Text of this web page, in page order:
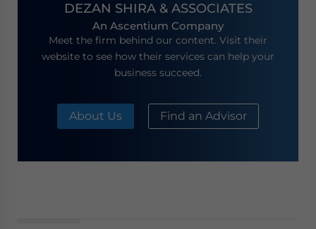
DEZAN SHIRA & ASSOCIATES
An Ascentium Company
Meet the firm behind our content. Visit their
website to see how their services can help your
business succeed.
About Us Find an Advisor